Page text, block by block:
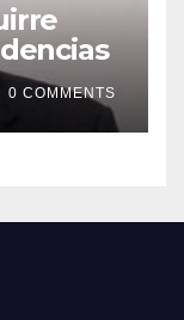
0 COMMENTS